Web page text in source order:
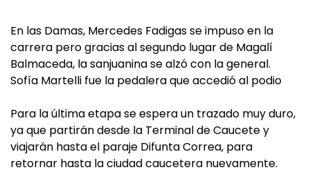
En las Damas, Mercedes Fadigas se impuso en la
carrera pero gracias al segundo lugar de Magalí
Balmaceda, la sanjuanina se alzó con la general.
Sofía Martelli fue la pedalera que accedió al podio
Para la última etapa se espera un trazado muy duro,
ya que partirán desde la Terminal de Caucete y
viajarán hasta el paraje Difunta Correa, para
retornar hasta la ciudad caucetera nuevamente.